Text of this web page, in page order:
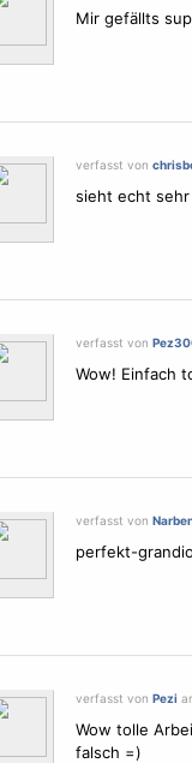
Mir gefällts
verfasst von
sieht echt
verfasst von
Wow! Einfach
verfasst von
perfekt-
verfasst von Pezi
Wow tolle
falsch =)